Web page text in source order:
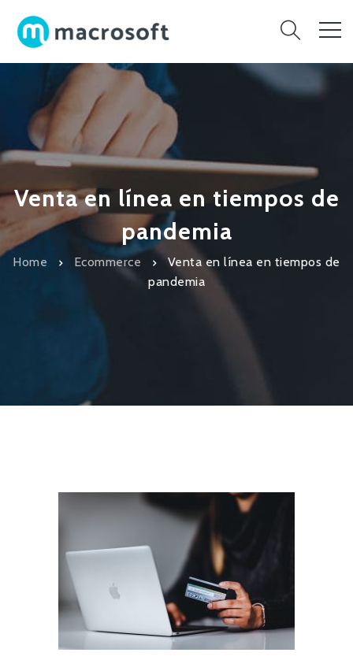
Venta en línea en tiempos de
pandemia
Home Ecommerce
Venta en línea en tiempos de
pandemia